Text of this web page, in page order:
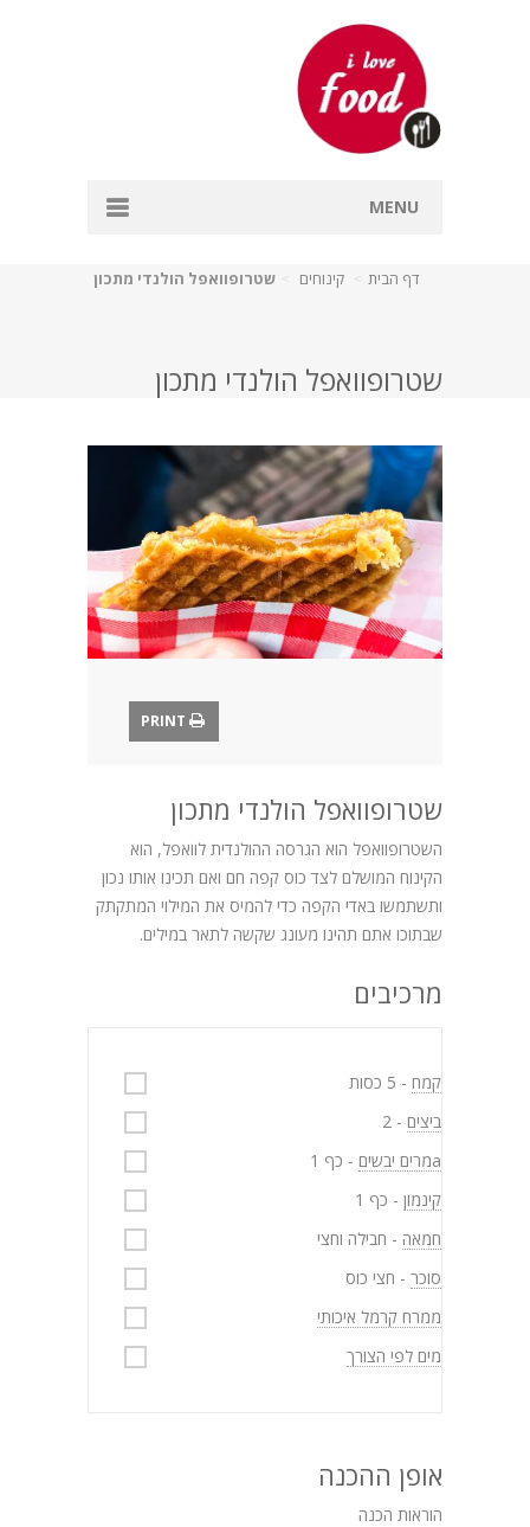
MENU
עיקריות
קינוחים
בלוג
דף הבית קינוחים שטרופוואפל הולנדי מתכון
שטרופוואפל הולנדי מתכון
שטרופוואפל הולנדי מתכון
השטרופוואפל הוא הגרסה ההולנדית לוואפל, הוא
הקינוח המושלם לצד כוס קפה חם ואם תכינו אותו נכון
ותשתמשו באדי הקפה כדי להמיס את המילוי המתקתק
שבתוכו אתם תהינו מעונג שקשה לתאר במילים.
מרכיבים
קמח - 5 כסות
ביצים - 2
aמרים יבשים
- כף 1
קינמון - כף 1
חמאה - חבילה וחצי
סוכר - חצי כוס
ממרח קרמל איכותי
מים לפי הצורך
אופן ההכנה
הוראות הכנה